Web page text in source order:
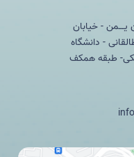
یــمن - خیابان
- دانشگاه
طبقه همکف